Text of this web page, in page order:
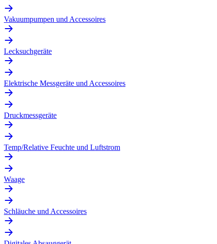
Vakuumpumpen und Accessoires
Lecksuchgeräte
Elektrische Messgeräte und Accessoires
Druckmessgeräte
Temp/Relative Feuchte und Luftstrom
Waage
Schläuche und Accessoires